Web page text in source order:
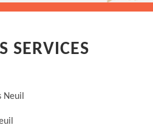
SERVICES